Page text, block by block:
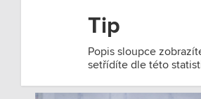
Tip
Popis sloupce
setřídíte dle této